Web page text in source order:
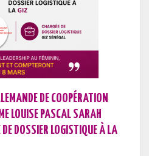
DE COOPÉRATION
LOUISE PASCAL SARAH
DE DOSSIER LOGISTIQUE À LA